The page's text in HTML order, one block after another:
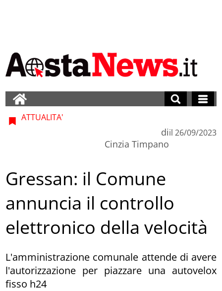
ATTUALITA'
di
Cinzia Timpano
il 26/09/2023
Gressan: il Comune
annuncia il controllo
elettronico della velocità
L'amministrazione comunale attende di avere
l'autorizzazione per piazzare una autovelox
fisso h24